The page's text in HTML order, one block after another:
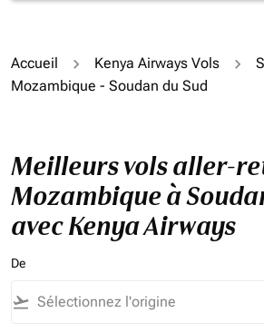
Accueil Kenya Airways Vols
Mozambique - Soudan du Sud
Meilleurs vols aller-
Mozambique à
avec Kenya Airways
De
flight_takeoff